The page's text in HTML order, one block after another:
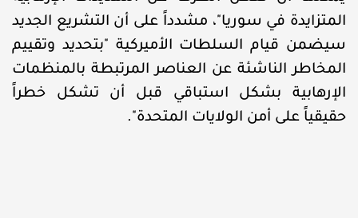
المتزايدة في سوريا"، مشدداً على أن التشريع الجديد
سيضمن قيام السلطات الأميركية "بتحديد وتقييم
المخاطر الناشئة عن العناصر المرتبطة بالمنظمات
الإرهابية بشكل استباقي قبل أن تشكل خطراً
حقيقياً على أمن الولايات المتحدة".